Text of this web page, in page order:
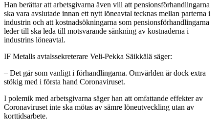
Han berättar att arbetsgivarna även vill att pensionsförhandlingarna
ska vara avslutade innan ett nytt löneavtal tecknas mellan parterna i
industrin och att kostnadsökningarna som pensionsförhandlingarna
leder till ska leda till motsvarande sänkning av kostnaderna i
industrins löneavtal.
IF Metalls avtalssekreterare Veli-Pekka Säikkälä säger:
– Det går som vanligt i förhandlingarna. Omvärlden är dock extra
stökig med i första hand Coronaviruset.
I polemik med arbetsgivarna säger han att omfattande effekter av
Coronaviruset inte ska mötas av sämre löneutveckling utan av
korttidsarbete.